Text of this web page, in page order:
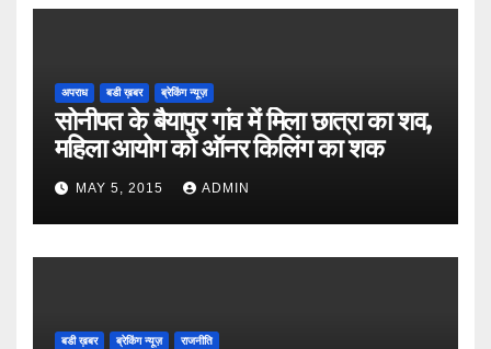
अपराध बडी ख़बर ब्रेकिंग न्यूज़
सोनीपत के बैयापुर गांव में मिला छात्रा का शव,
महिला आयोग को ऑनर किलिंग का शक
MAY 5, 2015 ADMIN
बडी ख़बर ब्रेकिंग न्यूज़ राजनीति